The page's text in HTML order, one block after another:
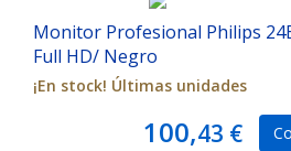
Monitor Profesional Philips
Full HD/ Negro
¡En stock! Últimas unidades
100,43 €